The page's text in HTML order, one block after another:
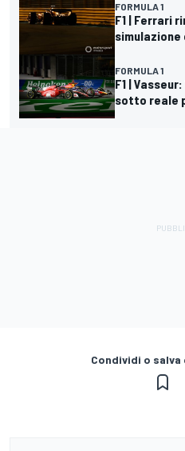
FORMULA 1
F1 | Ferrari
simulazione
FORMULA 1
F1 |
sotto reale
Condividi o